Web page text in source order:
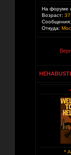
На форуме
Возраст: 37
Сообщения:
Откуда:
*